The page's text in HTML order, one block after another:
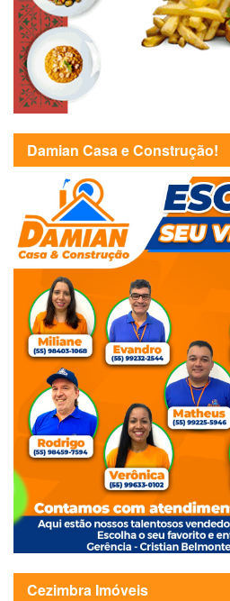
Damian Casa e Construção!
Cezimbra Imóveis